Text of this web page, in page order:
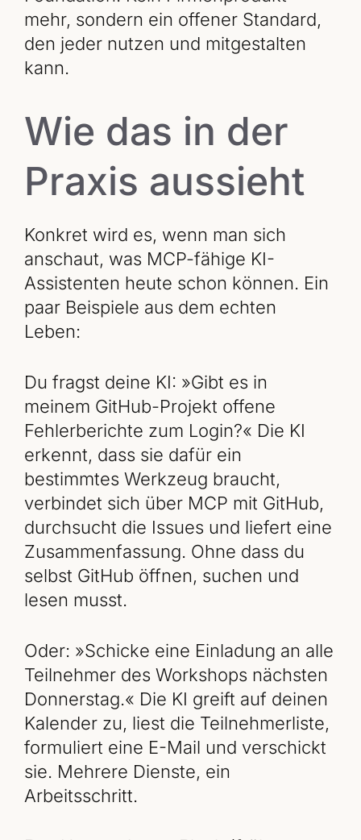
mehr, sondern ein offener Standard,
den jeder nutzen und mitgestalten
kann.
Wie das in der
Praxis aussieht
Konkret wird es, wenn man sich
anschaut, was MCP-fähige KI-
Assistenten heute schon können. Ein
paar Beispiele aus dem echten
Leben:
Du fragst deine KI: »Gibt es in
meinem GitHub-Projekt offene
Fehlerberichte zum Login?« Die KI
erkennt, dass sie dafür ein
bestimmtes Werkzeug braucht,
verbindet sich über MCP mit GitHub,
durchsucht die Issues und liefert eine
Zusammenfassung. Ohne dass du
selbst GitHub öffnen, suchen und
lesen musst.
Oder: »Schicke eine Einladung an alle
Teilnehmer des Workshops nächsten
Donnerstag.« Die KI greift auf deinen
Kalender zu, liest die Teilnehmerliste,
formuliert eine E-Mail und verschickt
sie. Mehrere Dienste, ein
Arbeitsschritt.